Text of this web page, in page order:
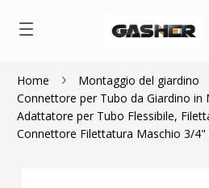
Home Montaggio del giardino
Connettore per Tubo da Giardino in
Adattatore per Tubo Flessibile,
Connettore Filettatura Maschio 3/4"
$3.82